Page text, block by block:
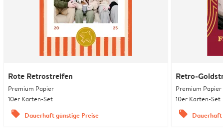
Rote Retrostreifen
Premium Papier
10er Karten-Set
offers Dauerhaft günstige Preise
Retro-
Premium Papier
10er Karten-Set
offers Dauerhaft